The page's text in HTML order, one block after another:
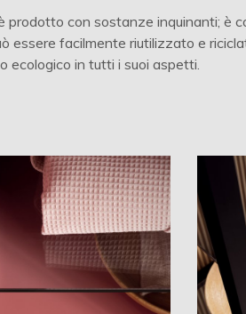
con sostanze inquinanti; è
essere facilmente riutilizzato e
ecologico in tutti i suoi aspetti.